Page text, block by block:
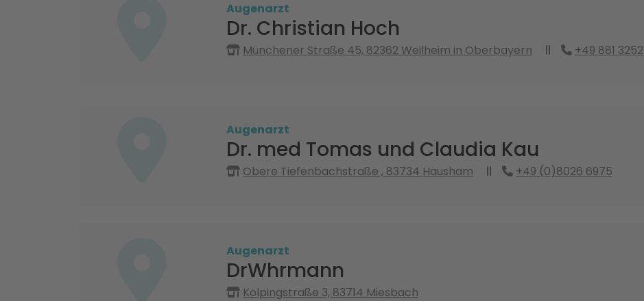
Augenarzt
Dr. Christian Hoch
Münchener Straße 45, 82362 Weilheim in Oberbayern +49 881 3252
Augenarzt
Dr. med Tomas und Claudia Kau
Obere Tiefenbachstraße , 83734 Hausham +49 (0)8026 6975
Augenarzt
DrWhrmann
Kolpingstraße 3, 83714 Miesbach